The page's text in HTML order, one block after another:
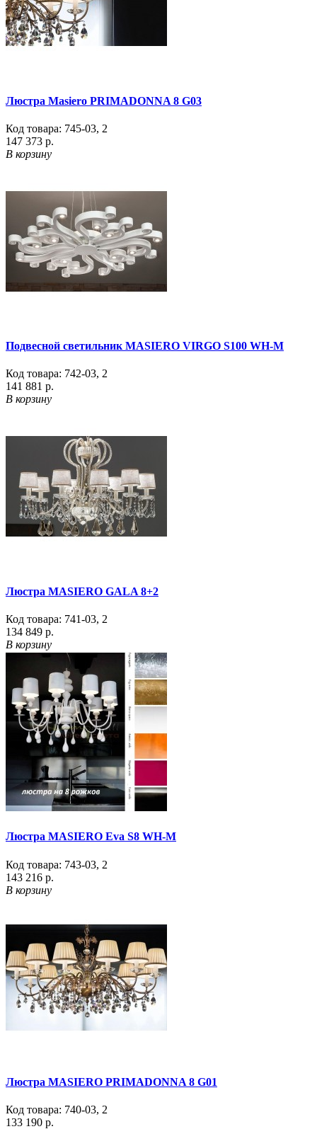
Люстра Masiero PRIMADONNA 8 G03
Код товара: 745-03, 2
147 373 р.
В корзину
Подвесной светильник MASIERO VIRGO S100 WH-M
Код товара: 742-03, 2
141 881 р.
В корзину
Люстра MASIERO GALA 8+2
Код товара: 741-03, 2
134 849 р.
В корзину
Люстра MASIERO Eva S8 WH-M
Код товара: 743-03, 2
143 216 р.
В корзину
Люстра MASIERO PRIMADONNA 8 G01
Код товара: 740-03, 2
133 190 р.